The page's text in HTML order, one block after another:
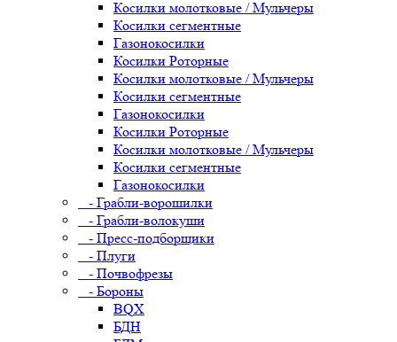
Косилки молотковые / Мульчеры
Косилки сегментные
Газонокосилки
Косилки Роторные
Косилки молотковые / Мульчеры
Косилки сегментные
Газонокосилки
Косилки Роторные
Косилки молотковые / Мульчеры
Косилки сегментные
Газонокосилки
- Грабли-ворошилки
- Грабли-волокуши
- Пресс-подборщики
- Плуги
- Почвофрезы
- Бороны
BQX
БДН